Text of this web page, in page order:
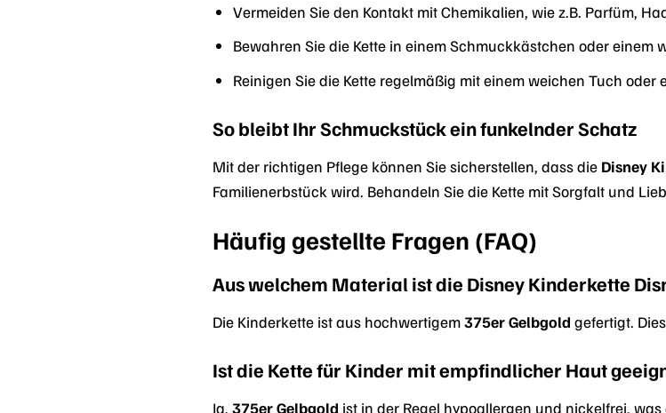
Vermeiden Sie den Kontakt mit Chemikalien, wie z.B. Parfüm,
Bewahren Sie die Kette in einem Schmuckkästchen oder einem
Reinigen Sie die Kette regelmäßig mit einem weichen Tuch
So bleibt Ihr Schmuckstück ein funkelnder Schatz
Mit der richtigen Pflege können Sie sicherstellen, dass die Disney
Familienerbstück wird. Behandeln Sie die Kette mit Sorgfalt und
Häufig gestellte Fragen (FAQ)
Aus welchem Material ist die Disney Kinderkette
Die Kinderkette ist aus hochwertigem375er Gelbgold gefertigt.
Ist die Kette für Kinder mit empfindlicher Haut
Ja, 375er Gelbgold ist in der Regel hypoallergen und nickelfrei,